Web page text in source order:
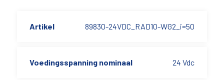
Artikel 89830-24VDC_RAD10-WG2_i=50
Voedingsspanning nominaal 24 Vdc